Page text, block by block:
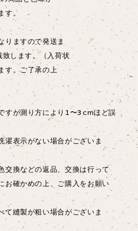
す。
りますので発送ま
します。（入荷状
す。ご了承の上
すが測り方により1〜3cmほど誤
濯表示がない場合がございま
交換などの返品、交換は行って
お確かめの上、ご購入をお願い
て縫製が粗い場合がございま